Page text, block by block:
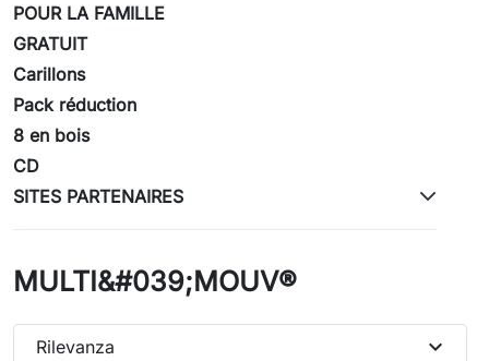
POUR LA FAMILLE
GRATUIT
Carillons
Pack réduction
8 en bois
CD
SITES PARTENAIRES
MULTI&#039;MOUV®
Rilevanza expand_more